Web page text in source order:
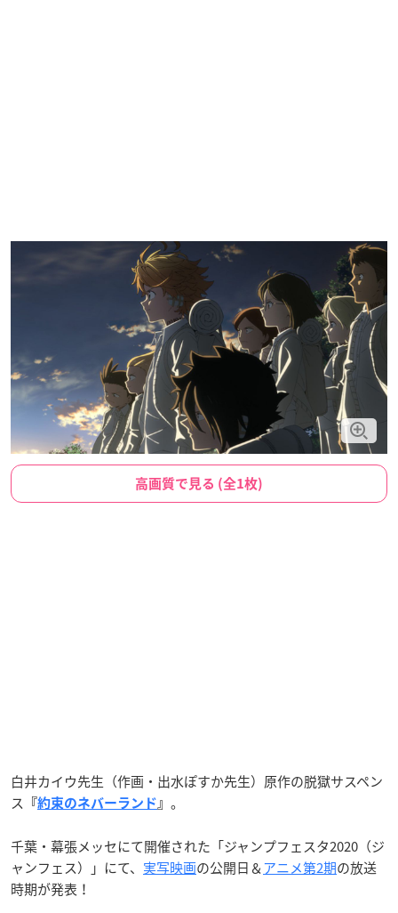
高画質で見る (全1枚)
白井カイウ先生（作画・出水ぽすか先生）原作の脱獄サスペン
ス
『約束のネバーランド 』 。
千葉・幕張メッセにて開催された「ジャンプフェスタ2020（ジ
ャンフェス）」にて、 実写映画の公開日＆アニメ第2期の放送
時期が発表！